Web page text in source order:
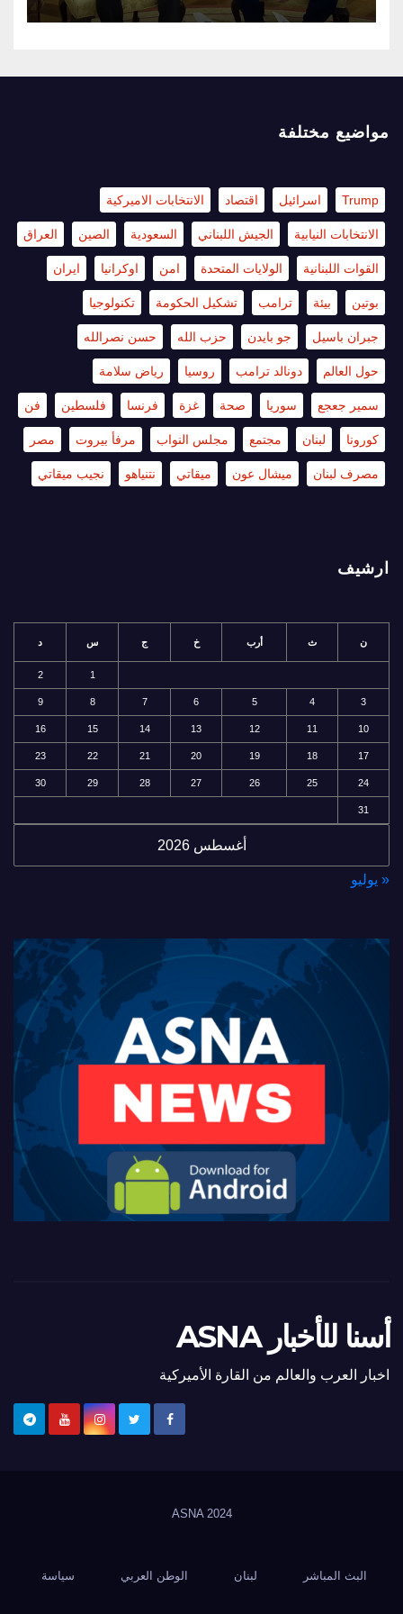
مواضيع مختلفة
Trump اسرائيل اقتصاد الانتخابات الاميركية
الانتخابات النيابية الجيش اللبناني السعودية الصين العراق
القوات اللبنانية الولايات المتحدة امن اوكرانيا ايران
بوتين بيئة ترامب تشكيل الحكومة تكنولوجيا
جبران باسيل جو بايدن حزب الله حسن نصرالله
حول العالم دونالد ترامب روسيا رياض سلامة
سمير جعجع سوريا صحة غزة فرنسا فلسطين فن
كورونا لبنان مجتمع مجلس النواب مرفأ بيروت مصر
مصرف لبنان ميشال عون ميقاتي نتنياهو نجيب ميقاتي
ارشيف
أغسطس 2026
ن ث أرب خ ج س د
1
2
3
4
5
6
7
8
9
10
11
12
13
14
15
16
17
18
19
20
21
22
23
24
25
26
27
28
29
30
31
« يوليو
أسنا للأخبار ASNA
اخبار العرب والعالم من القارة الأميركية
ASNA 2024
البث المباشر لبنان الوطن العربي سياسة